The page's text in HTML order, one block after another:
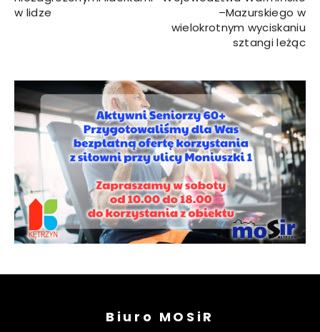
w lidze
–Mazurskiego w
wielokrotnym wyciskaniu
sztangi leżąc
Biuro MOSiR